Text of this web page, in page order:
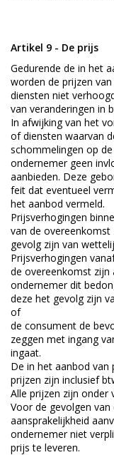
Artikel 9 - De prijs
Gedurende de in het
worden de prijzen
diensten niet
van veranderingen in
In afwijking van het
of diensten waarvan
schommelingen op
ondernemer geen
aanbieden. Deze
feit dat eventueel
het aanbod vermeld.
Prijsverhogingen
van de
gevolg zijn van
Prijsverhogingen
de overeenkomst zijn
ondernemer dit
deze het gevolg zijn
of
de consument de
zeggen met ingang
ingaat.
De in het aanbod
prijzen zijn inclusief
Alle prijzen zijn onder
Voor de gevolgen
aansprakelijkheid
ondernemer niet
prijs te leveren.